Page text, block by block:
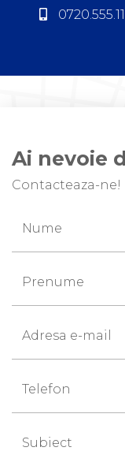
Ai nevoie
Contacteaza-ne!
Nume
Prenume
Adresa e-mail
Telefon
Subiect